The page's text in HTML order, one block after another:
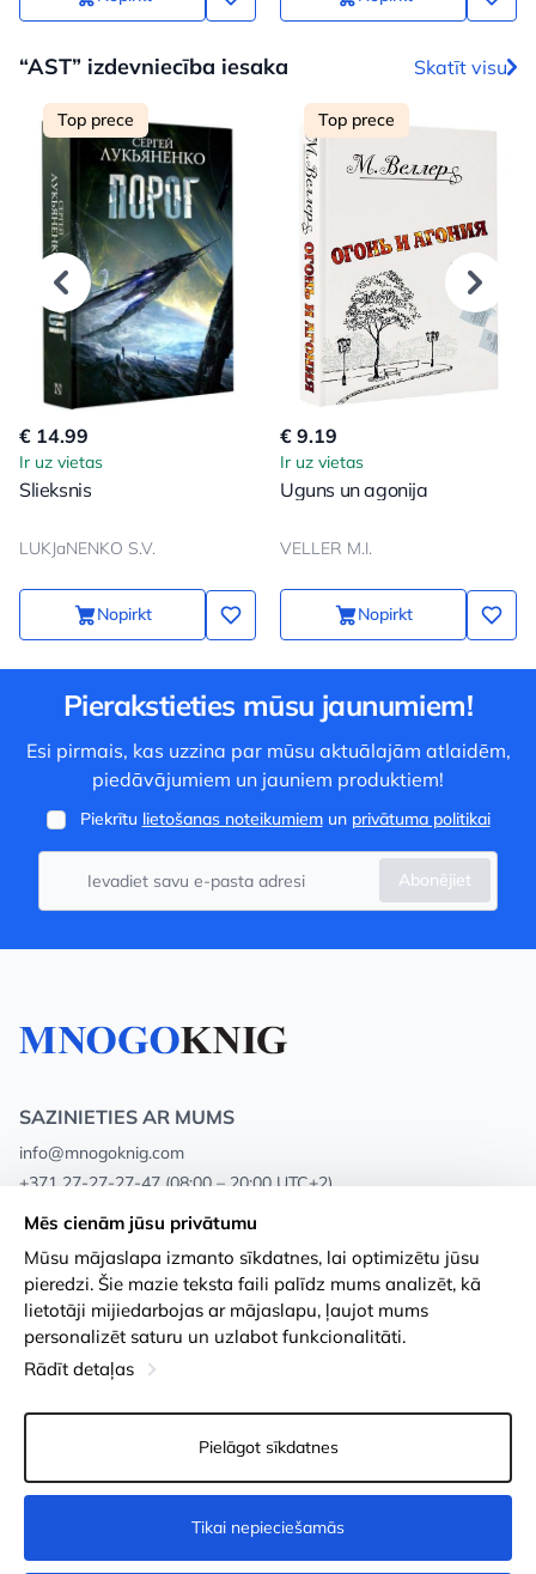
“AST” izdevniecība iesaka Skatīt visu
Top prece
€ 14.99
Ir uz vietas
Slieksnis
LUKJaNENKO S.V.
Nopirkt
Top prece
€ 9.19
Ir uz vietas
Uguns un agonija
VELLER M.I.
Nopirkt
Pierakstieties mūsu jaunumiem!
Esi pirmais, kas uzzina par mūsu aktuālajām atlaidēm,
piedāvājumiem un jauniem produktiem!
Piekrītu lietošanas noteikumiemun privātuma politikai
Abonējiet
SAZINIETIES AR MUMS
info@mnogoknig.com
+371 27-27-27-47 (08:00 – 20:00 UTC+2)
Rīga, Augusta Deglava 69d, LV-1082
Par mums
Veikali
Apmaksa un piegāde
Loayalitātes kartes
Vairumtirdzniecības pircējiem
Privātuma politika
Noteikumi un nosacījumi
Preču atgriešanās
Sīkdatņu iestatījumi
Mēs cienām jūsu privātumu
Mūsu mājaslapa izmanto sīkdatnes, lai optimizētu jūsu
pieredzi. Šie mazie teksta faili palīdz mums analizēt, kā
lietotāji mijiedarbojas ar mājaslapu, ļaujot mums
personalizēt saturu un uzlabot funkcionalitāti.
Rādīt detaļas
Pielāgot sīkdatnes
Tikai nepieciešamās